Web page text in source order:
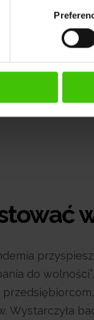
do
Wystarczyła